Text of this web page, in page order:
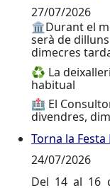
27/07/2026
🏛️Durant el
serà de
dimecres
♻️ La
habitual
🏥 El
divendres,
Torna la
Torna la
24/07/2026
Del 14 al 16